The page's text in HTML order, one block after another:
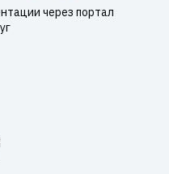
через портал